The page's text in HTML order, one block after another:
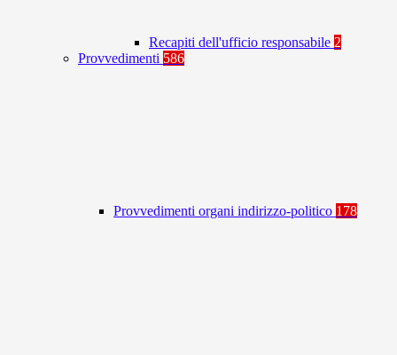
Recapiti dell'ufficio responsabile 2
Provvedimenti 586
Provvedimenti organi indirizzo-politico 178